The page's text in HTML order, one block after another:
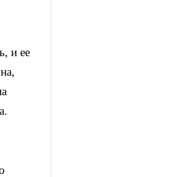
и ее